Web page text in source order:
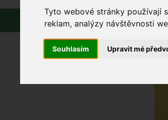
Tyto webové stránky používají
reklam, analýzy návštěvnosti
Souhlasím Upravit mé
Parfémy Líčení Vlasy